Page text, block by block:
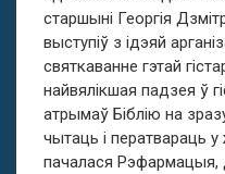
старшыні Георгія
выступіў з ідэяй
святкаванне гэтай
найвялікшая падзея ў
атрымаў Біблію на
чытаць і ператвараць
пачалася Рэфармацыя,